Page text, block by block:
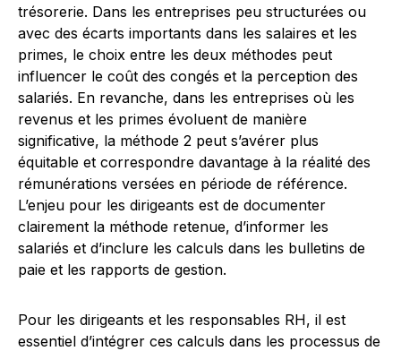
trésorerie. Dans les entreprises peu structurées ou
avec des écarts importants dans les salaires et les
primes, le choix entre les deux méthodes peut
influencer le coût des congés et la perception des
salariés. En revanche, dans les entreprises où les
revenus et les primes évoluent de manière
significative, la méthode 2 peut s’avérer plus
équitable et correspondre davantage à la réalité des
rémunérations versées en période de référence.
L’enjeu pour les dirigeants est de documenter
clairement la méthode retenue, d’informer les
salariés et d’inclure les calculs dans les bulletins de
paie et les rapports de gestion.
Pour les dirigeants et les responsables RH, il est
essentiel d’intégrer ces calculs dans les processus de